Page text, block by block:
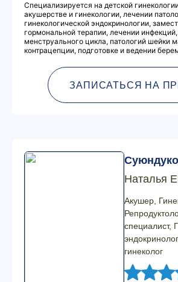
Специализируется на детской
акушерстве и гинекологии, лечении
гинекологической эндокринологии,
гормональной терапии, лечении
менструального цикла, патологий шейки
контрацепции, подготовке и ведении
ЗАПИСАТЬСЯ НА
Наталья
Акушер,
специалист,
гинеколог